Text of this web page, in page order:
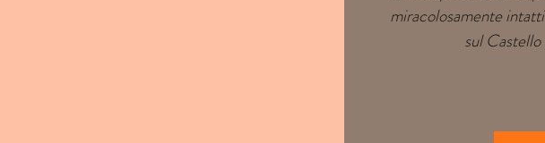
miracolosamente
sul